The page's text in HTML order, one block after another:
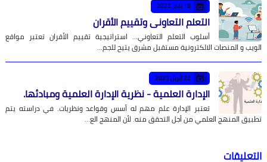
18 يناير 2023
التعلم التعاوني وتقييم الأقران
أسلوب التعلم التعاوني... استراتيجية تقييم الأقران تعتبر مواقع
الويب و المنصات الالكترونية مستقبل مشرق يتيح للجم…
22 أبريل 2023
الإدارة العلمية - نظرية الإدارة العلمية ومبادئها.
تعتبر الإدارة علم مهم له أسس وقواعد ونظريات. في دراسته يتم
تطبيق المنهج العلمي من أجل التحقق منه. لأن المنهج الع…
التعليقات